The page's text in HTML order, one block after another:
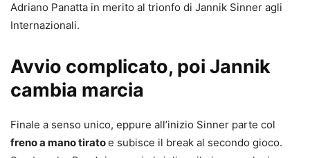
Adriano Panatta in merito al trionfo di Jannik Sinner agli
Internazionali.
Avvio complicato, poi Jannik
cambia marcia
Finale a senso unico, eppure all’inizio Sinner parte col
freno a mano tiratoe subisce il break al secondo gioco.